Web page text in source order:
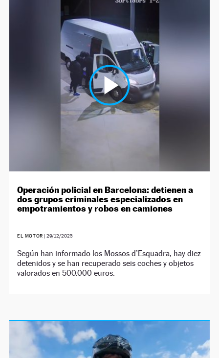
Operación policial en Barcelona: detienen a
dos grupos criminales especializados en
empotramientos y robos en camiones
EL MOTOR | 29/12/2025
Según han informado los Mossos d’Esquadra, hay diez
detenidos y se han recuperado seis coches y objetos
valorados en 500.000 euros.